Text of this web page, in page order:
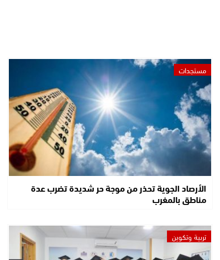
مستجدات
الأرصاد الجوية تحذر من موجة حر شديدة تضرب عدة
مناطق بالمغرب
تربية وتكوين